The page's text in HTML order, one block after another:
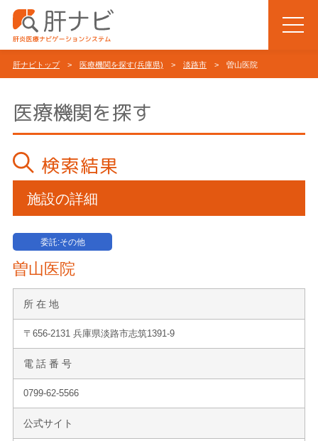
肝ナビトップ> 医療機関を探す(兵庫県) > 淡路市 > 曽山医院
医療機関を探す
検索結果
施設の詳細
委託:その他
曽山医院
所 在 地
〒656-2131 兵庫県淡路市志筑1391-9
電 話 番 号
0799-62-5566
公式サイト